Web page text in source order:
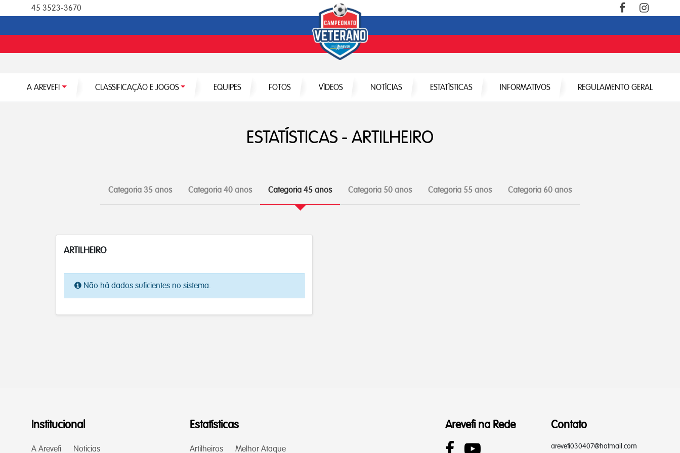
45 3523-3670
A AREVEFI CLASSIFICAÇÃO E JOGOS EQUIPES FOTOS VÍDEOS NOTÍCIAS ESTATÍSTICAS INFORMATIVOS REGULAMENTO GERAL
ESTATÍSTICAS - ARTILHEIRO
Categoria 35 anos Categoria 40 anos Categoria 45 anos Categoria 50 anos Categoria 55 anos Categoria 60 anos
ARTILHEIRO
Não há dados suficientes no sistema.
Institucional
A Arevefi Noticias
Estatísticas
Artilheiros Melhor Ataque
Arevefi na Rede Contato
arevefi030407@hotmail.com